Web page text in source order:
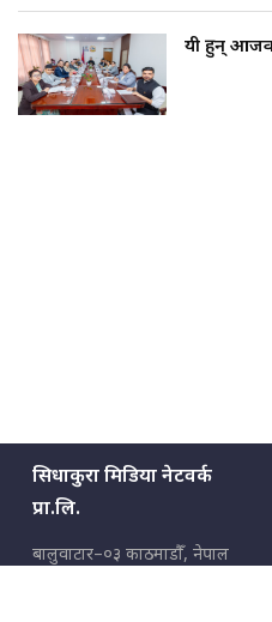
यी हुन्
सिधाकुरा मिडिया नेटवर्क
प्रा.लि.
बालुवाटार–०३ काठमाडौँ, नेपाल